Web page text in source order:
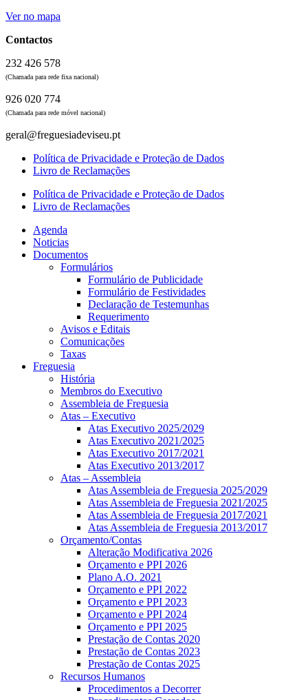
Ver no mapa
Contactos
232 426 578
(Chamada para rede fixa nacional)
926 020 774
(Chamada para rede móvel nacional)
geral@freguesiadeviseu.pt
Política de Privacidade e Proteção de Dados
Livro de Reclamações
Política de Privacidade e Proteção de Dados
Livro de Reclamações
Agenda
Noticias
Documentos
Formulários
Formulário de Publicidade
Formulário de Festividades
Declaração de Testemunhas
Requerimento
Avisos e Editais
Comunicações
Taxas
Freguesia
História
Membros do Executivo
Assembleia de Freguesia
Atas – Executivo
Atas Executivo 2025/2029
Atas Executivo 2021/2025
Atas Executivo 2017/2021
Atas Executivo 2013/2017
Atas – Assembleia
Atas Assembleia de Freguesia 2025/2029
Atas Assembleia de Freguesia 2021/2025
Atas Assembleia de Freguesia 2017/2021
Atas Assembleia de Freguesia 2013/2017
Orçamento/Contas
Alteração Modificativa 2026
Orçamento e PPI 2026
Plano A.O. 2021
Orçamento e PPI 2022
Orçamento e PPI 2023
Orçamento e PPI 2024
Orçamento e PPI 2025
Prestação de Contas 2020
Prestação de Contas 2023
Prestação de Contas 2025
Recursos Humanos
Procedimentos a Decorrer